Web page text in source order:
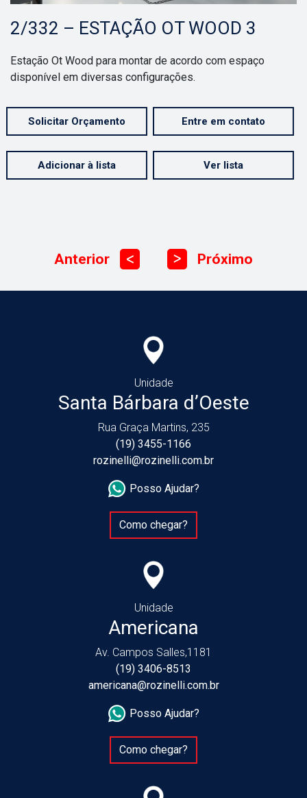
2/332 – ESTAÇÃO OT WOOD 3
Estação Ot Wood para montar de acordo com espaço
disponível em diversas configurações.
Solicitar Orçamento Entre em contato
Adicionar à lista Ver lista
Anterior ᐳ ᐳ Próximo
Unidade
Santa Bárbara d’Oeste
Rua Graça Martins, 235
(19) 3455-1166
rozinelli@rozinelli.com.br
Posso Ajudar?
Como chegar?
Unidade
Americana
Av. Campos Salles,1181
(19) 3406-8513
americana@rozinelli.com.br
Posso Ajudar?
Como chegar?